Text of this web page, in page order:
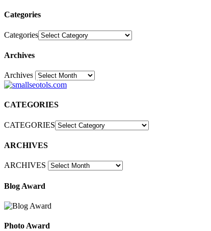
Categories
Categories
Archives
Archives30
CATEGORIES
CATEGORIES
ARCHIVES
ARCHIVES
Blog Award
Photo Award